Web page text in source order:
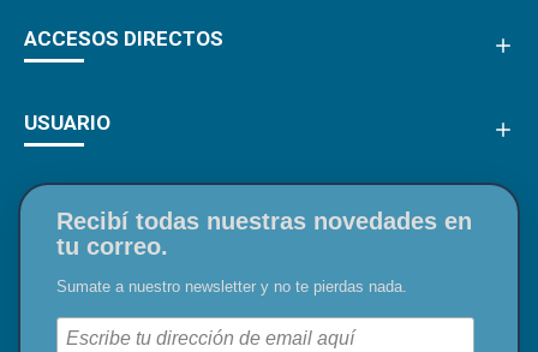
ACCESOS DIRECTOS
USUARIO
Recibí todas nuestras novedades en
tu correo.
Sumate a nuestro newsletter y no te pierdas nada.